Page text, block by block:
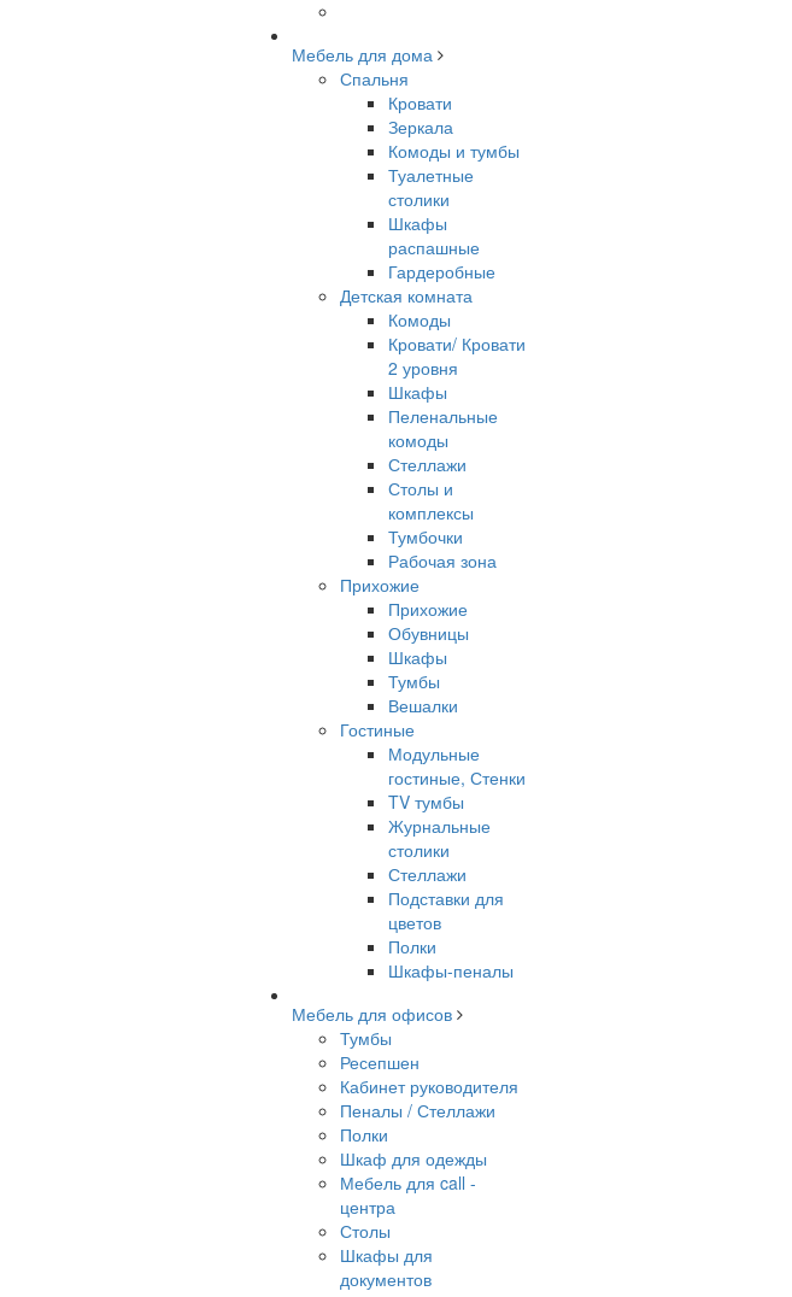
Мебель для дома
Спальня
Кровати
Зеркала
Комоды и тумбы
Туалетные
столики
Шкафы
распашные
Гардеробные
Детская комната
Комоды
Кровати/ Кровати
2 уровня
Шкафы
Пеленальные
комоды
Стеллажи
Столы и
комплексы
Тумбочки
Рабочая зона
Прихожие
Прихожие
Обувницы
Шкафы
Тумбы
Вешалки
Гостиные
Модульные
гостиные, Стенки
TV тумбы
Журнальные
столики
Стеллажи
Подставки для
цветов
Полки
Шкафы-пеналы
Мебель для офисов
Тумбы
Ресепшен
Кабинет руководителя
Пеналы / Стеллажи
Полки
Шкаф для одежды
Мебель для call -
центра
Столы
Шкафы для
документов